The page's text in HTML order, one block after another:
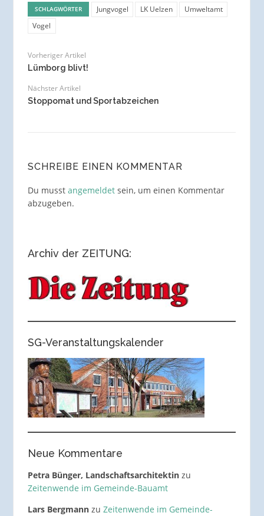
SCHLAGWÖRTER Jungvogel LK Uelzen
Umweltamt
Vogel
Vorheriger Artikel
Lümborg blivt!
Nächster Artikel
Stoppomat und Sportabzeichen
SCHREIBE EINEN KOMMENTAR
Du musst angemeldetsein, um einen Kommentar
abzugeben.
Archiv der ZEITUNG:
SG-Veranstaltungskalender
Neue Kommentare
Petra Bünger, Landschaftsarchitektinzu
Zeitenwende im Gemeinde-Bauamt
Lars Bergmannzu Zeitenwende im Gemeinde-